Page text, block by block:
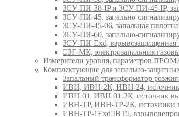
ЗСУ-ПИ-38-IP и ЗСУ-ПИ-45-IP,
ЗСУ-ПИ-45, запально-
ЗСУ-ПИ-45-06, запальная
ЗСУ-ПИ-60, запально-
ЗСУ-ПИ-Exd, взрывозащищенная
ЭЗГ-МК, электрозапальник
Измерители уровня, параметров
Комплектующие для запально-
Запальный трансформатор
ИВН, ИВН-2К, ИВН-24,
ИВН-01, ИВН-01-2К, источник
ИВН-ТР, ИВН-ТР-2К, источники
ИВН-ТР-1ExdIIBT5,